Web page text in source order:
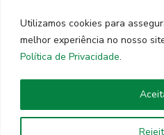
Utilizamos cookies para
melhor experiência no nosso
Política de Privacidade.
⁽*⁾ chamada para rede fixa
© 2026
· Todos os